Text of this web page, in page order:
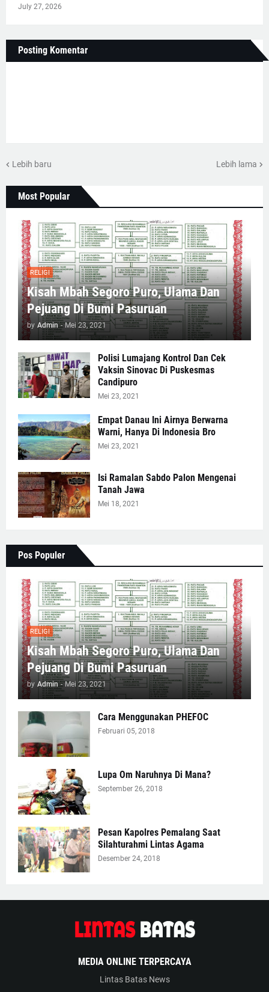
July 27, 2026
Posting Komentar
Lebih baru Lebih lama
Most Popular
RELIGI
Kisah Mbah Segoro Puro, Ulama Dan
Pejuang Di Bumi Pasuruan
by Admin - Mei 23, 2021
Polisi Lumajang Kontrol Dan Cek
Vaksin Sinovac Di Puskesmas
Candipuro
Mei 23, 2021
Empat Danau Ini Airnya Berwarna
Warni, Hanya Di Indonesia Bro
Mei 23, 2021
Isi Ramalan Sabdo Palon Mengenai
Tanah Jawa
Mei 18, 2021
Pos Populer
RELIGI
Kisah Mbah Segoro Puro, Ulama Dan
Pejuang Di Bumi Pasuruan
by Admin - Mei 23, 2021
Cara Menggunakan PHEFOC
Februari 05, 2018
Lupa Om Naruhnya Di Mana?
September 26, 2018
Pesan Kapolres Pemalang Saat
Silahturahmi Lintas Agama
Desember 24, 2018
MEDIA ONLINE TERPERCAYA
Lintas Batas News